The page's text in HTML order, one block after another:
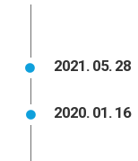
2021. 05. 28
2020. 01. 16